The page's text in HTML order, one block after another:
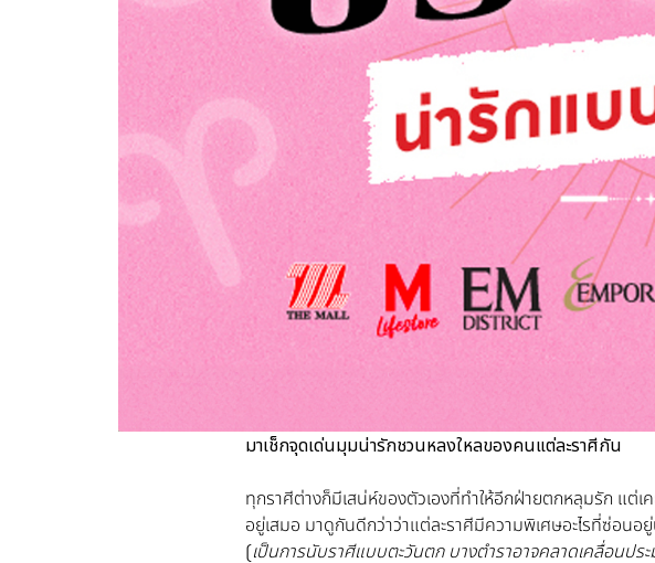
มาเช็กจุดเด่นมุมน่ารักชวนหลงใหลของคนแต่ละราศีกัน
ทุกราศีต่างก็มีเสน่ห์ของตัวเองที่ทำให้อีกฝ่ายตกหลุมรัก แต่
อยู่เสมอ มาดูกันดีกว่าว่าแต่ละราศีมีความพิเศษอะไรที่ซ่อน
(เป็นการนับราศีแบบตะวันตก บางตำราอาจคลาดเคลื่อนปร